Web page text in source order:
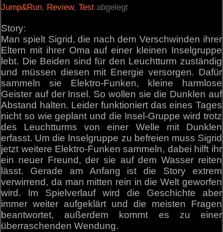
Jump&Run, Review,Test abgelegt
Story:
Man spielt Sigrid, die nach dem Verschwinden ihrer
Eltern mit ihrer Oma auf einer kleinen Inselgruppe
lebt. Die Beiden sind für den Leuchtturm zuständig
und müssen diesen mit Energie versorgen. Dafür
sammeln sie Elektro-Funken, kleine harmlose
Geister auf der Insel. So wollen sie die Dunklen auf
Abstand halten. Leider funktioniert das eines Tages
nicht so wie geplant und die Insel-Gruppe wird trotz
des Leuchtturms von einer Welle mit Dunklen
erfasst. Um die Inselgruppe zu befreien muss Sigrid
jetzt weitere Elektro-Funken sammeln, dabei hilft ihr
ein neuer Freund, der sie auf dem Wasser reiten
lässt. Gerade am Anfang ist die Story extrem
verwirrend, da man mitten rein in die Welt geworfen
wird. Im Spielverlauf wird die Geschichte aber
immer weiter aufgeklärt und die meisten Fragen
beantwortet, außerdem kommt es zu einer
überraschenden Wendung.